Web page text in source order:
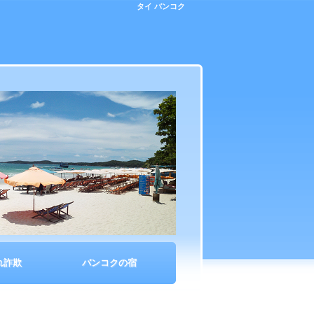
タイ バンコク
詐欺 バンコクの宿